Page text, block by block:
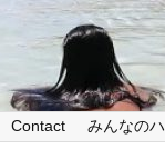
Contact みんなの